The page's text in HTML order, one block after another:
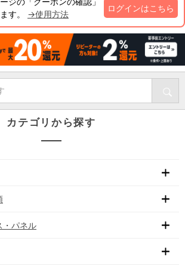
す。 →使用方法
ログインはこちら
カテゴリから探す
・パネル